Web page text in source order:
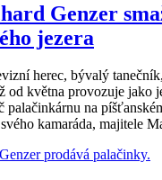
Genzer
jezera
herec, bývalý
od května provozuje jako
palačinkárnu na
kamaráda, majitele